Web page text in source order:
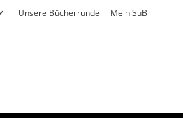
Unsere Bücherrunde Mein SuB